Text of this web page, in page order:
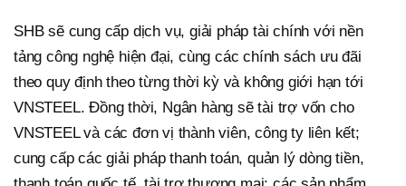
SHB sẽ cung cấp dịch vụ, giải pháp tài chính với nền
tảng công nghệ hiện đại, cùng các chính sách ưu đãi
theo quy định theo từng thời kỳ và không giới hạn tới
VNSTEEL. Đồng thời, Ngân hàng sẽ tài trợ vốn cho
VNSTEEL và các đơn vị thành viên, công ty liên kết;
cung cấp các giải pháp thanh toán, quản lý dòng tiền,